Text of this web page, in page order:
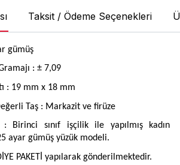
Taksit / Ödeme Seçenekleri
gümüş
: ± 7,09
: 19 mm x 18 mm
Taş : Markazit ve firüze
: Birinci sınıf işçilik ile yapılmış kadın
ayar gümüş yüzük modeli.
PAKETİ yapılarak gönderilmektedir.